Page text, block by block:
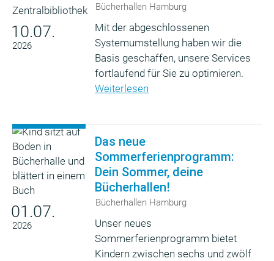
10.07.
2026
Bücherhallen Hamburg
Mit der abgeschlossenen
Systemumstellung haben wir die
Basis geschaffen, unsere Services
fortlaufend für Sie zu optimieren.
Weiterlesen
01.07.
2026
Das neue
Sommerferienprogramm:
Dein Sommer, deine
Bücherhallen!
Bücherhallen Hamburg
Unser neues
Sommerferienprogramm bietet
Kindern zwischen sechs und zwölf